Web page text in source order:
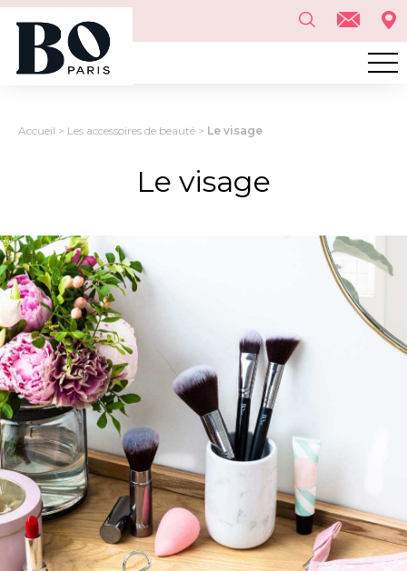
Accueil > Les accessoires de beauté > Le visage
Le visage